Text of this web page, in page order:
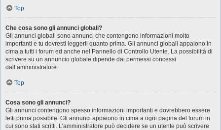
Top
Che cosa sono gli annunci globali?
Gli annunci globali sono annunci che contengono informazioni molto
importanti e tu dovresti leggerli quanto prima. Gli annunci globali appaiono in
cima a tutti i forum ed anche nel Pannello di Controllo Utente. La possibilità di
scrivere su un annuncio globale dipende dai permessi concessi
dall’amministratore.
Top
Cosa sono gli annunci?
Gli annunci contengono spesso informazioni importanti e dovrebbero essere
letti prima possibile. Gli annunci appaiono in cima a ogni pagina del forum in
cui sono stati scritti. L’amministratore può decidere se un utente può scrivere